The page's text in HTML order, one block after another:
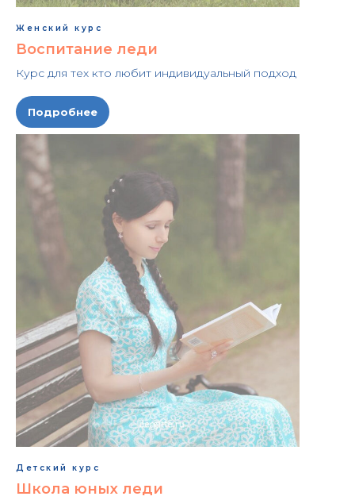
Женский курс
Воспитание леди
Курс для тех кто любит индивидуальный подход
Подробнее
Детский курс
Школа юных леди